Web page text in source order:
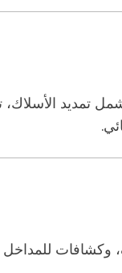
تمديد
للمداخل